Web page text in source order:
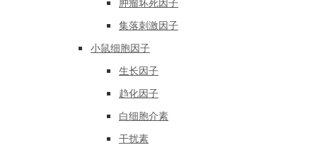
肿瘤坏死因子
集落刺激因子
小鼠细胞因子
生长因子
趋化因子
白细胞介素
干扰素